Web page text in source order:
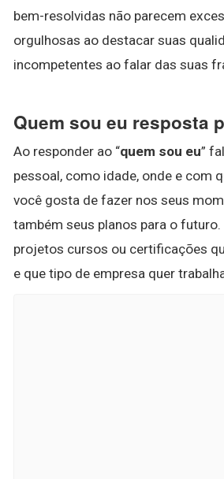
bem-resolvidas não parecem
orgulhosas ao destacar suas
incompetentes ao falar das suas
Quem sou eu resposta
Ao responder ao “quem sou eu”
pessoal, como idade, onde e com
você gosta de fazer nos seus
também seus planos para o futuro.
projetos cursos ou certificações
e que tipo de empresa quer